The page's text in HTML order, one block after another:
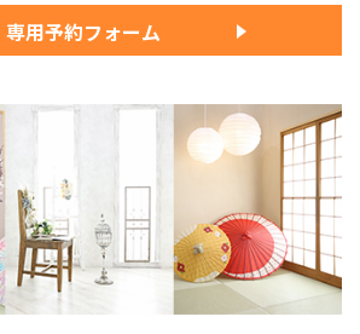
専用予約フォーム